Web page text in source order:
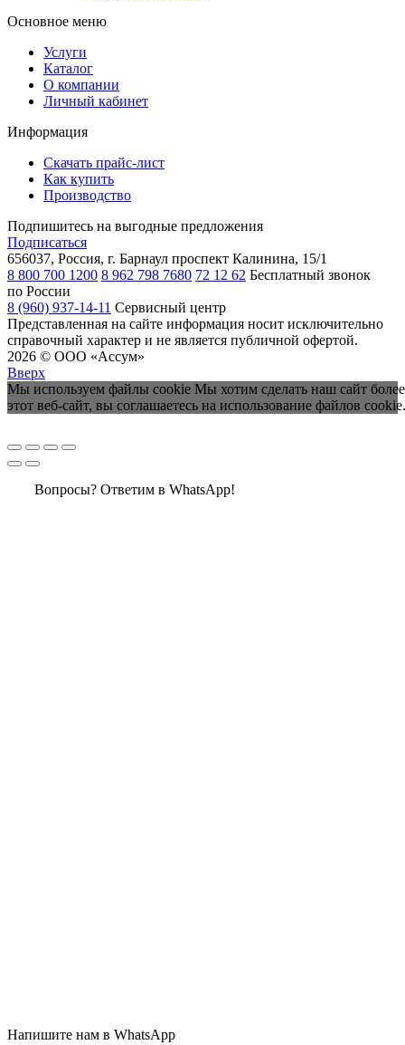
Основное меню
Услуги
Каталог
О компании
Личный кабинет
Информация
Скачать прайс-лист
Как купить
Производство
Подпишитесь на выгодные предложения
Подписаться
656037, Россия, г. Барнаул проспект Калинина, 15/1
8 800 700 1200 8 962 798 7680 72 12 62 Бесплатный звонок
по России
8 (960) 937-14-11 Сервисный центр
Представленная на сайте информация носит исключительно
справочный характер и не является публичной офертой.
2026 © ООО «Ассум»
Вверх
Мы используем файлы cookie Мы хотим сделать наш сайт
этот веб-сайт, вы соглашаетесь на использование файлов cookie.
Вопросы? Ответим в WhatsApp!
Напишите нам в WhatsApp